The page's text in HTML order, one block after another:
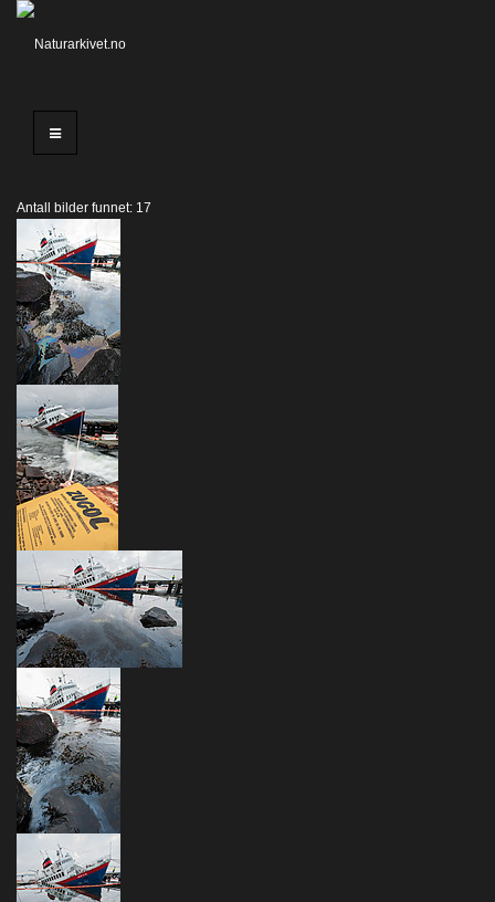
Antall bilder funnet: 17